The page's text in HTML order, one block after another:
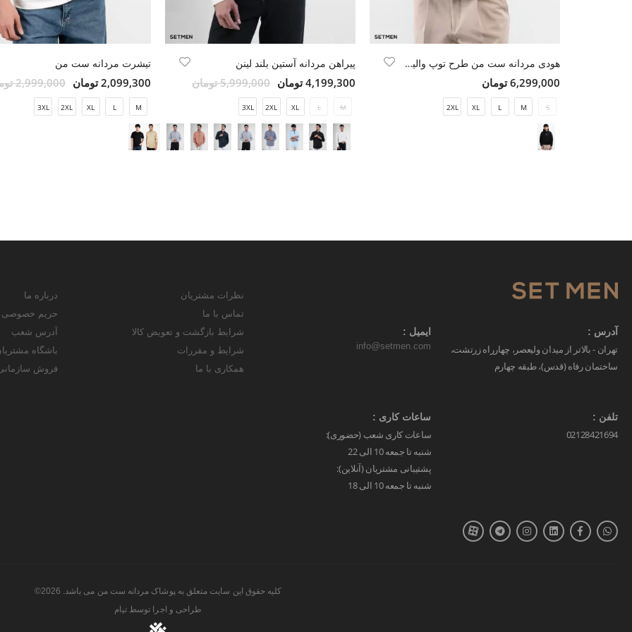
هودی مردانه ست من طرح توپ والیبال
6,299,000 تومان
S
M
L
XL
2XL
پیراهن مردانه آستین بلند لینن
4,199,300 تومان 5,999,000 تومان
M
L
XL
2XL
3XL
تیشرت مردانه ست من
2,099,300 تومان 2,999,000 تومان
M
L
XL
2XL
3XL
آدرس :
تهران - بالاتر از میدان ولیعصر، چهارراه زرتشت،
ساختمان رفاه (قدس)، طبقه چهارم
ایمیل :
info@setmen.com
تلفن :
02128421694
ساعات کاری :
ساعات کاری شعب (حضوری):
شنبه تا جمعه 10 الی 22
پشتیبانی مشتریان (آنلاین):
شنبه تا جمعه 10 الی 18
نظرات مشتریان
تماس با ما
شرایط بازگشت و تعویض کالا
شرایط و مقررات
همکاری با ما
درباره ما
حریم خصوصی
آدرس شعب
باشگاه
فروش
کلیه حقوق این سایت متعلق به پوشاک مردانه ست من می باشد. 2026©
طراحی و اجرا توسط تیام